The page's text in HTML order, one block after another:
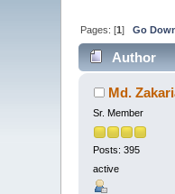
Pages: [1]Go
Author
Md.
Sr. Member
Posts: 395
active